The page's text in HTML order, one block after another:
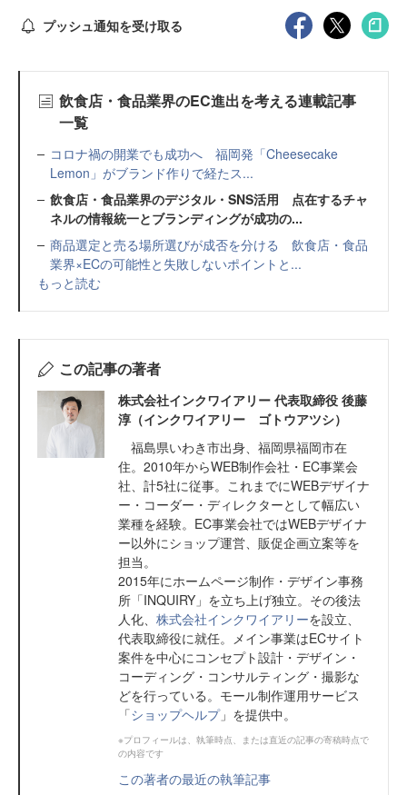
プッシュ通知を受け取る
飲食店・食品業界のEC進出を考える連載記事
一覧
コロナ禍の開業でも成功へ 福岡発「Cheesecake
Lemon」がブランド作りで経たス...
飲食店・食品業界のデジタル・SNS活用 点在するチャ
ネルの情報統一とブランディングが成功の...
商品選定と売る場所選びが成否を分ける 飲食店・食品
業界×ECの可能性と失敗しないポイントと...
もっと読む
この記事の著者
株式会社インクワイアリー 代表取締役 後藤
淳（インクワイアリー ゴトウアツシ）
福島県いわき市出身、福岡県福岡市在
住。2010年からWEB制作会社・EC事業会
社、計5社に従事。これまでにWEBデザイナ
ー・コーダー・ディレクターとして幅広い
業種を経験。EC事業会社ではWEBデザイナ
ー以外にショップ運営、販促企画立案等を
担当。
2015年にホームページ制作・デザイン事務
所「INQUIRY」を立ち上げ独立。その後法
人化、 株式会社インクワイアリーを設立、
代表取締役に就任。メイン事業はECサイト
案件を中心にコンセプト設計・デザイン・
コーディング・コンサルティング・撮影な
どを行っている。モール制作運用サービス
「ショップヘルプ」を提供中。
※プロフィールは、執筆時点、または直近の記事の寄稿時点で
の内容です
この著者の最近の執筆記事